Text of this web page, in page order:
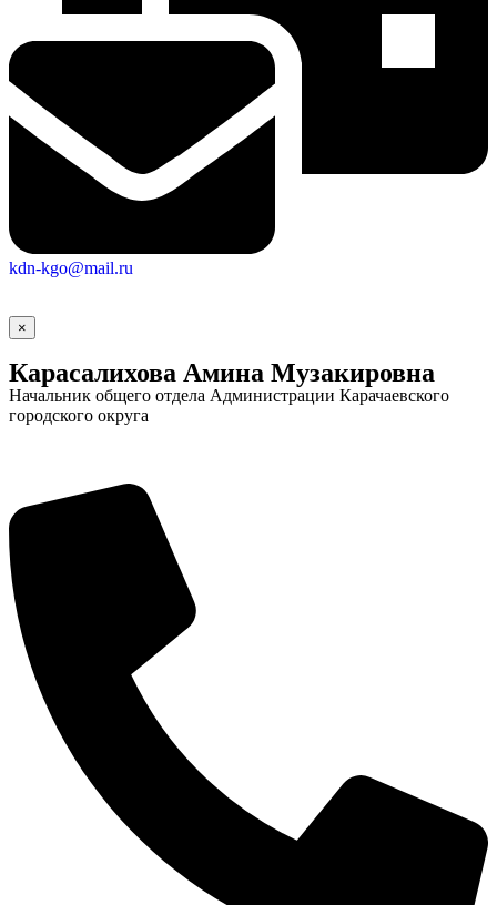
Документы
Газета "Минги Тау"
Виртуальная
Культурный
Социальные
kdn-kgo@mail.ru
×
Карасалихова Амина Музакировна
Начальник общего отдела Администрации Карачаевского
городского округа